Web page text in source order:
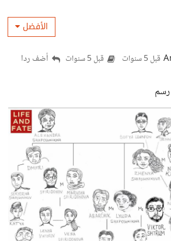
الأفضل
قبل 5 سنوات قبل 5 سنوات أضف ردا